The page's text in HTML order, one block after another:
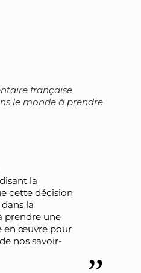
française
le monde à prendre
la
cette décision
la
prendre une
en œuvre pour
nos savoir-